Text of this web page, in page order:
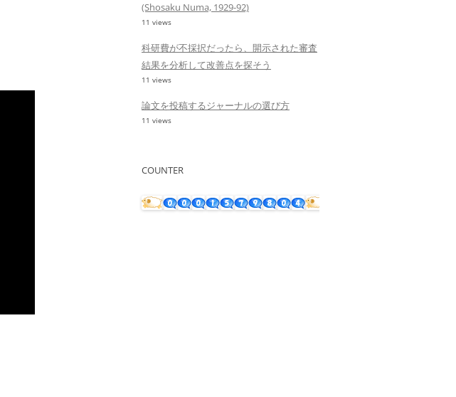
(Shosaku Numa, 1929-92)
11 views
科研費が不採択だったら、開示された審査
結果を分析して改善点を探そう
11 views
論文を投稿するジャーナルの選び方
11 views
COUNTER